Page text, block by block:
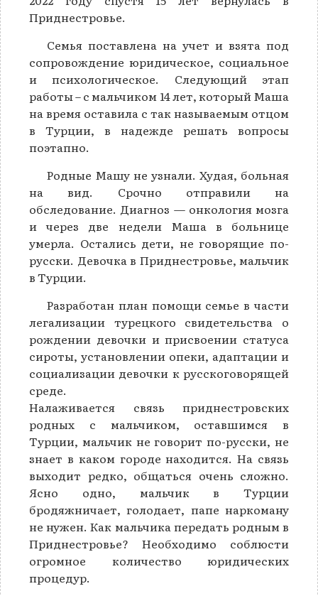
Приднестровье.
Семья поставлена на учет и взята под
сопровождение юридическое, социальное
и психологическое. Следующий этап
работы – с мальчиком 14 лет, который Маша
на время оставила с так называемым отцом
в Турции, в надежде решать вопросы
поэтапно.
Родные Машу не узнали. Худая, больная
на вид. Срочно отправили на
обследование. Диагноз — онкология мозга
и через две недели Маша в больнице
умерла. Остались дети, не говорящие по-
русски. Девочка в Приднестровье, мальчик
в Турции.
Разработан план помощи семье в части
легализации турецкого свидетельства о
рождении девочки и присвоении статуса
сироты, установлении опеки, адаптации и
социализации девочки к русскоговорящей
среде.
Налаживается связь приднестровских
родных с мальчиком, оставшимся в
Турции, мальчик не говорит по-русски, не
знает в каком городе находится. На связь
выходит редко, общаться очень сложно.
Ясно одно, мальчик в Турции
бродяжничает, голодает, папе наркоману
не нужен. Как мальчика передать родным в
Приднестровье? Необходимо соблюсти
огромное количество юридических
процедур.